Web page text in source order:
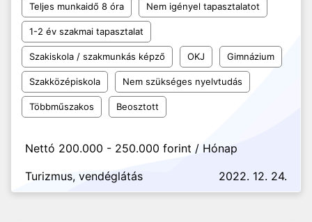
Teljes munkaidő 8 óra Nem igényel tapasztalatot
1-2 év szakmai tapasztalat
Szakiskola / szakmunkás képző OKJ Gimnázium
Szakközépiskola Nem szükséges nyelvtudás
Többműszakos Beosztott
Nettó 200.000 - 250.000 forint / Hónap
Turizmus, vendéglátás
2022. 12. 24.